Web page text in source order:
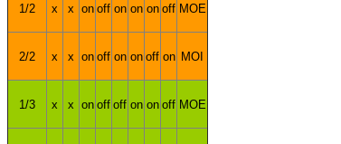
1/2 x x on off on on on off MOE
2/2 x x on off on on off on MOI
1/3 x x on off off on on off MOE